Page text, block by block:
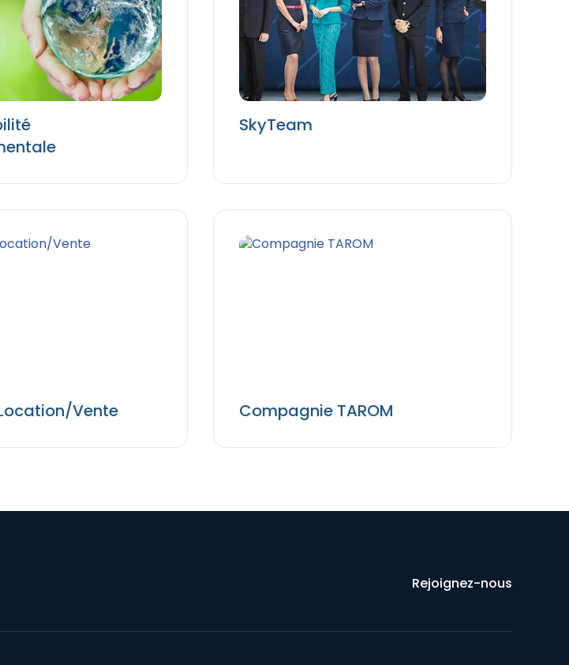
SkyTeam
Vente Compagnie TAROM
Rejoignez-nous